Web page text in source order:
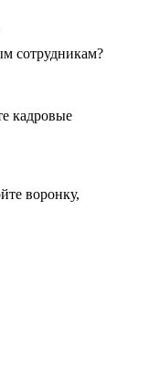
сотрудникам?
кадровые
воронку,